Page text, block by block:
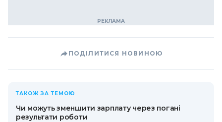
ПОДІЛИТИСЯ НОВИНОЮ
ТАКОЖ ЗА ТЕМОЮ
Чи можуть зменшити зарплату через погані
результати роботи